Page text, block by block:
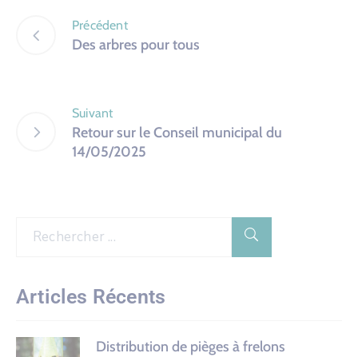
Précédent
Des arbres pour tous
Suivant
Retour sur le Conseil municipal du
14/05/2025
Articles Récents
Distribution de pièges à frelons